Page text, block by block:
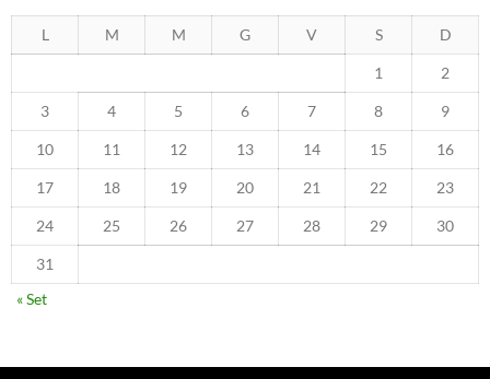
L M M G V S D
1 2
3 4 5 6 7 8 9
10 11 12 13 14 15 16
17 18 19 20 21 22 23
24 25 26 27 28 29 30
31
« Set